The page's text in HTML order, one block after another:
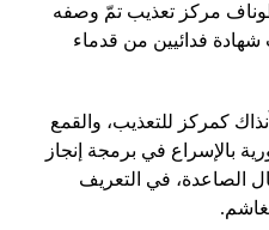
مركز تعذيب تمّ وصفه
فدائيين من قدماء
كمركز للتعذيب، والقمع
بالإسراع في برمجة إنجاز
الصاعدة، في التعريف